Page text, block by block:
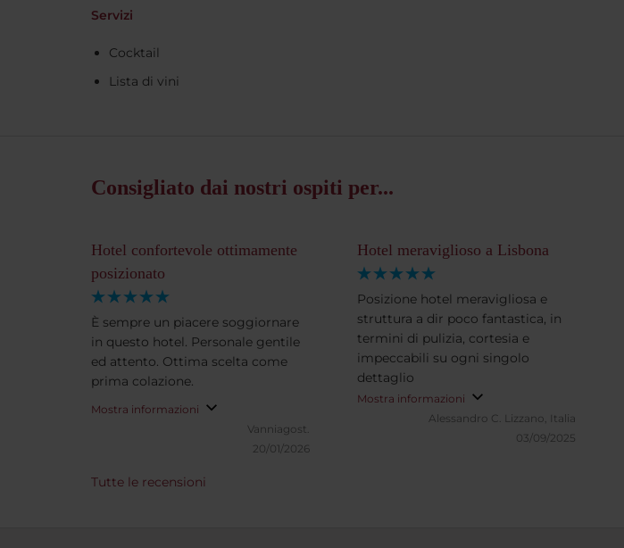
Servizi
Cocktail
Lista di vini
Consigliato dai nostri ospiti per...
Hotel confortevole ottimamente
posizionato
È sempre un piacere soggiornare
in questo hotel. Personale gentile
ed attento. Ottima scelta come
prima colazione.
Mostra informazioni
Vanniagost.
20/01/2026
Hotel meraviglioso a Lisbona
Posizione hotel meravigliosa e
struttura a dir poco fantastica, in
termini di pulizia, cortesia e
impeccabili su ogni singolo
dettaglio
Mostra informazioni
Alessandro C. Lizzano, Italia
03/09/2025
Tutte le recensioni